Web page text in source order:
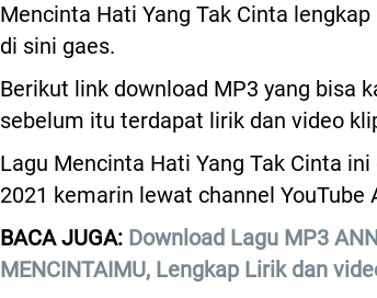
Mencinta Hati Yang Tak Cinta
di sini gaes.
Berikut link download MP3 yang bisa
sebelum itu terdapat lirik dan video
Lagu Mencinta Hati Yang Tak Cinta
2021 kemarin lewat channel YouTube
BACA JUGA: Download Lagu MP3
MENCINTAIMU, Lengkap Lirik dan